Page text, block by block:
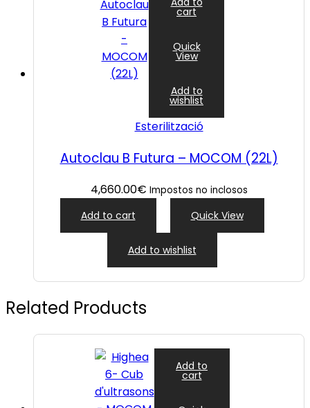
cart
Quick
View
Add to
wishlist
Esterilització
Autoclau B Futura – MOCOM (22L)
4,660.00€ Impostos no inclosos
Add to cart Quick View
Add to wishlist
Related Products
Add to
cart